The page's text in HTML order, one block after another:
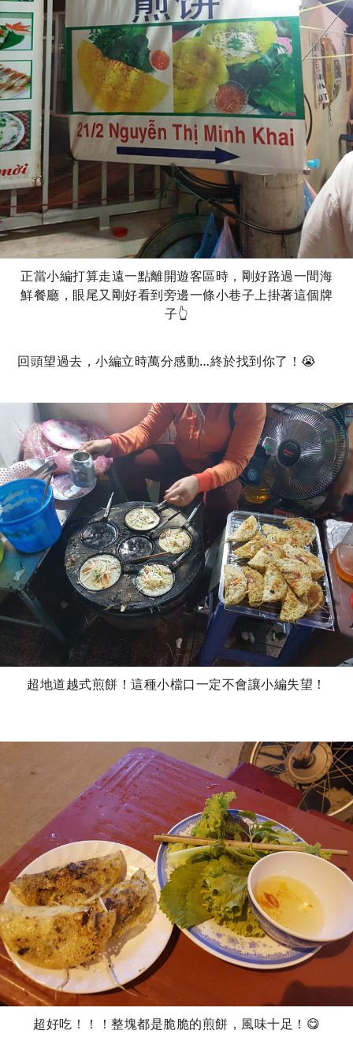
正當小編打算走遠一點離開遊客區時，剛好路過一間海
鮮餐廳，眼尾又剛好看到旁邊一條小巷子上掛著這個牌
子👆
回頭望過去，小編立時萬分感動…終於找到你了！😭
超地道越式煎餅！這種小檔口一定不會讓小編失望！
超好吃！！！整塊都是脆脆的煎餅，風味十足！😋